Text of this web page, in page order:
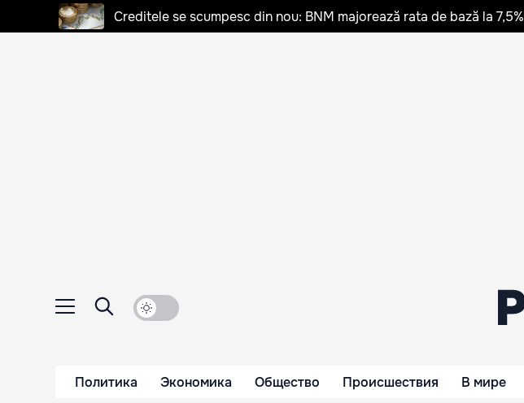
Creditele se scumpesc din nou: BNM majorează rata de bază la 7,5%
Политика Экономика Общество Происшествия В мире